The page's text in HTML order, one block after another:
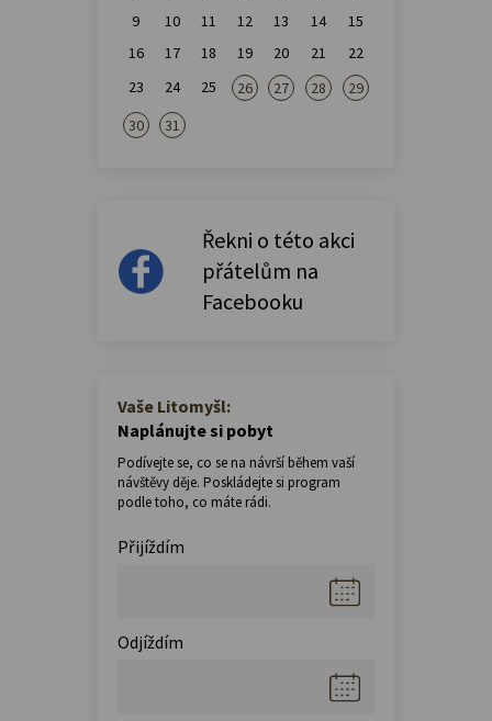
9
10 11 12 13 14
15
16
17 18 19 20 21
22
23
24 25 26 27 28
29
30
31
Řekni o této akci
přátelům na
Facebooku
Vaše Litomyšl:
Naplánujte si pobyt
Podívejte se, co se na návrší během vaší
návštěvy děje. Poskládejte si program
podle toho, co máte rádi.
Přijíždím
Odjíždím